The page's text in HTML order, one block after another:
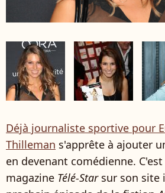
Déjà journaliste sportive pour
Thilleman s'apprête à ajouter
en devenant comédienne.
magazine Télé-Starsur son site